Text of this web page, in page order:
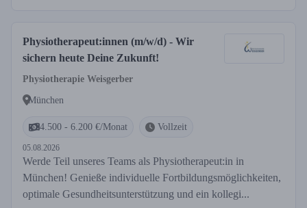
Physiotherapeut:innen (m/w/d) - Wir
sichern heute Deine Zukunft!
Physiotherapie Weisgerber
München
4.500 - 6.200 €/Monat Vollzeit
05.08.2026
Werde Teil unseres Teams als Physiotherapeut:in in
München! Genieße individuelle Fortbildungsmöglichkeiten,
optimale Gesundheitsunterstützung und ein kollegi...